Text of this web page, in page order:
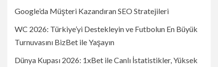
Google’da Müşteri Kazandıran SEO Stratejileri
WC 2026: Türkiye’yi Destekleyin ve Futbolun En Büyük
Turnuvasını BizBet ile Yaşayın
Dünya Kupası 2026: 1xBet ile Canlı İstatistikler, Yüksek